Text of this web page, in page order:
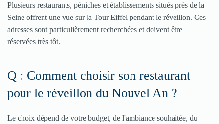
Plusieurs restaurants, péniches et établissements situés près de la
Seine offrent une vue sur la Tour Eiffel pendant le réveillon. Ces
adresses sont particulièrement recherchées et doivent être
réservées très tôt.
Q : Comment choisir son restaurant
pour le réveillon du Nouvel An ?
Le choix dépend de votre budget, de l'ambiance souhaitée, du